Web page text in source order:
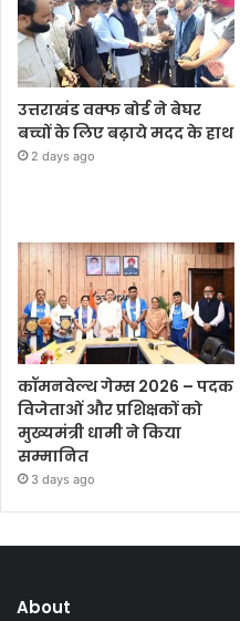
उत्तराखंड वक्फ बोर्ड ने बेघर
बच्चों के लिए बढ़ाये मदद के हाथ
2 days ago
कॉमनवेल्थ गेम्स 2026 – पदक
विजेताओं और प्रशिक्षकों को
मुख्यमंत्री धामी ने किया
सम्मानित
3 days ago
About